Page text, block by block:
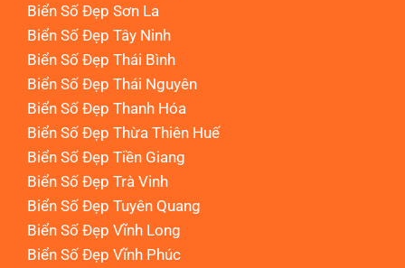
Biển Số Đẹp Sơn La
Biển Số Đẹp Tây Ninh
Biển Số Đẹp Thái Bình
Biển Số Đẹp Thái Nguyên
Biển Số Đẹp Thanh Hóa
Biển Số Đẹp Thừa Thiên Huế
Biển Số Đẹp Tiền Giang
Biển Số Đẹp Trà Vinh
Biển Số Đẹp Tuyên Quang
Biển Số Đẹp Vĩnh Long
Biển Số Đẹp Vĩnh Phúc